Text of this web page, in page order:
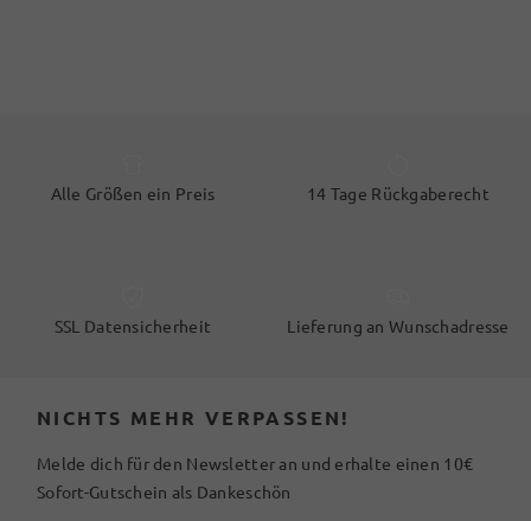
Alle Größen ein Preis 14 Tage Rückgaberecht
SSL Datensicherheit Lieferung an Wunschadresse
NICHTS MEHR VERPASSEN!
Melde dich für den Newsletter an und erhalte einen 10€
Sofort-Gutschein als Dankeschön